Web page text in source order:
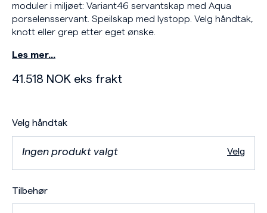
moduler i miljøet: Variant46 servantskap med Aqua
porselensservant. Speilskap med lystopp. Velg håndtak,
knott eller grep etter eget ønske.
Les mer…
41.518 NOK eks frakt
Velg håndtak
Ingen produkt valgt Velg
Tilbehør